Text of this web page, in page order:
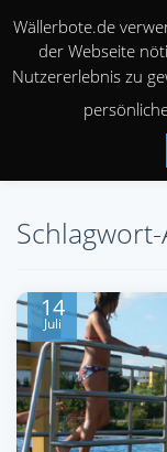
14
Juli
Wällerbote.de
der Webseite
Nutzererlebnis zu